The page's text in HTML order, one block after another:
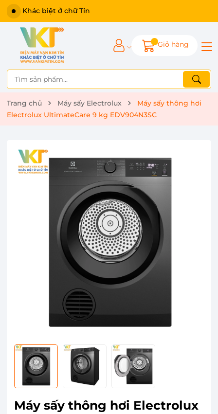
Khác biệt ở chữ Tín
Giỏ hàng
Trang chủ Máy sấy Electrolux
Máy sấy thông hơi
Electrolux UltimateCare 9 kg EDV904N3SC
Máy sấy thông hơi Electrolux